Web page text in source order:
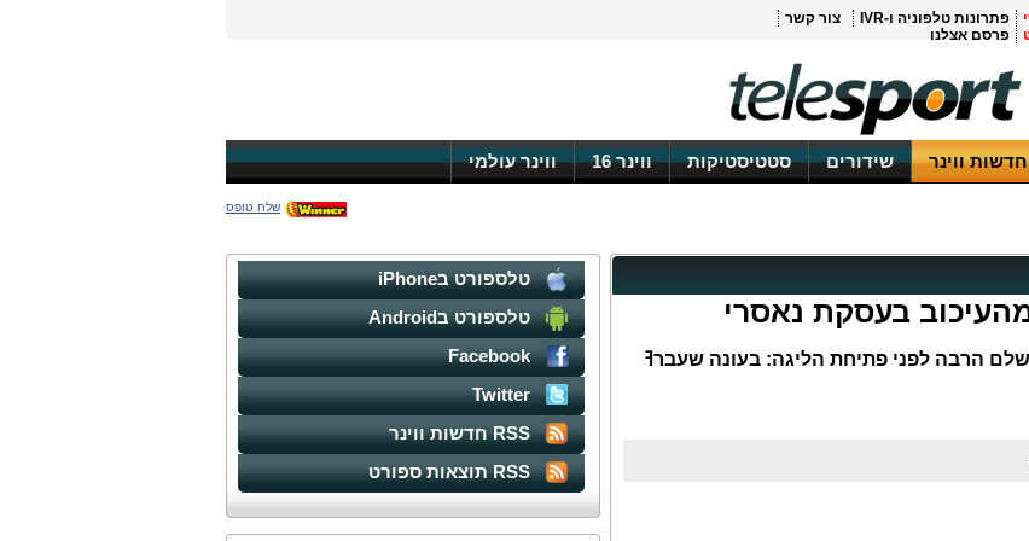
פתרונות טלפוניה ו-IVR
צור קשר
פרסם אצלנו
חדשות ווינר שידורים סטטיסטיקות ווינר 16 ווינר עולמי
שלח טופס
בעסקת נאסרי
הרבה לפני פתיחת הליגה: בעונה שעברߔ
טלספורט בiPhone
טלספורט בAndroid
Facebook
Twitter
RSS חדשות ווינר
RSS תוצאות ספורט